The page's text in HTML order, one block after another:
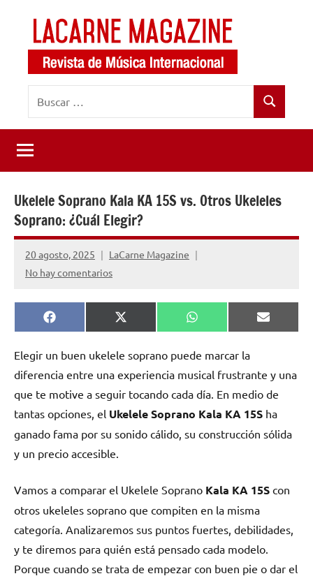
contenido
LaCarne
Magazine
de
música
internacional
Buscar
Ukelele Soprano Kala KA 15S vs. Otros Ukeleles
Soprano: ¿Cuál Elegir?
20 agosto, 2025
LaCarne Magazine
No hay comentarios
Compartir
en
Facebook
Compartir
en
X
(Twitter)
Compartir
en
WhatsApp
en
Email
Elegir un buen ukelele soprano puede marcar la
diferencia entre una experiencia musical frustrante y una
que te motive a seguir tocando cada día. En medio de
tantas opciones, el Ukelele Soprano Kala KA 15S ha
ganado fama por su sonido cálido, su construcción sólida
y un precio accesible.
Vamos a comparar el Ukelele Soprano Kala KA 15S con
otros ukeleles soprano que compiten en la misma
categoría. Analizaremos sus puntos fuertes, debilidades,
y te diremos para quién está pensado cada modelo.
Porque cuando se trata de empezar con buen pie o dar el